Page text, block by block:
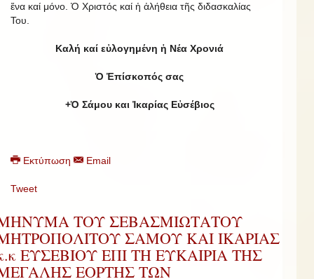
ἕνα καί μόνο. Ὁ Χριστός καί ἡ ἀλήθεια τῆς διδασκαλίας
Του.
Καλή καί εὐλογημένη ἡ Νέα Χρονιά
Ὁ Ἐπίσκοπός σας
+Ὁ Σάμου και Ἰκαρίας Εὐσέβιος
Εκτύπωση Email
Tweet
ΤΟΥ ΣΕΒΑΣΜΙΩΤΑΤΟΥ
ΣΑΜΟΥ ΚΑΙ ΙΚΑΡΙΑΣ
ΕΥΣΕΒΙΟΥ ΕΠΙ ΤΗ ΕΥΚΑΙΡΙΑ ΤΗΣ
ΕΟΡΤΗΣ ΤΩΝ